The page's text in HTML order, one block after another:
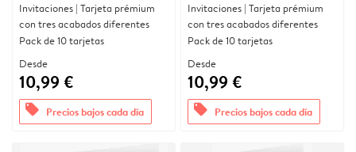
Invitaciones | Tarjeta prémium
con tres acabados diferentes
Pack de 10 tarjetas
Desde
10,99 €
offers Precios bajos cada día
Invitaciones | Tarjeta prémium
con tres acabados diferentes
Pack de 10 tarjetas
Desde
10,99 €
offers Precios bajos cada día